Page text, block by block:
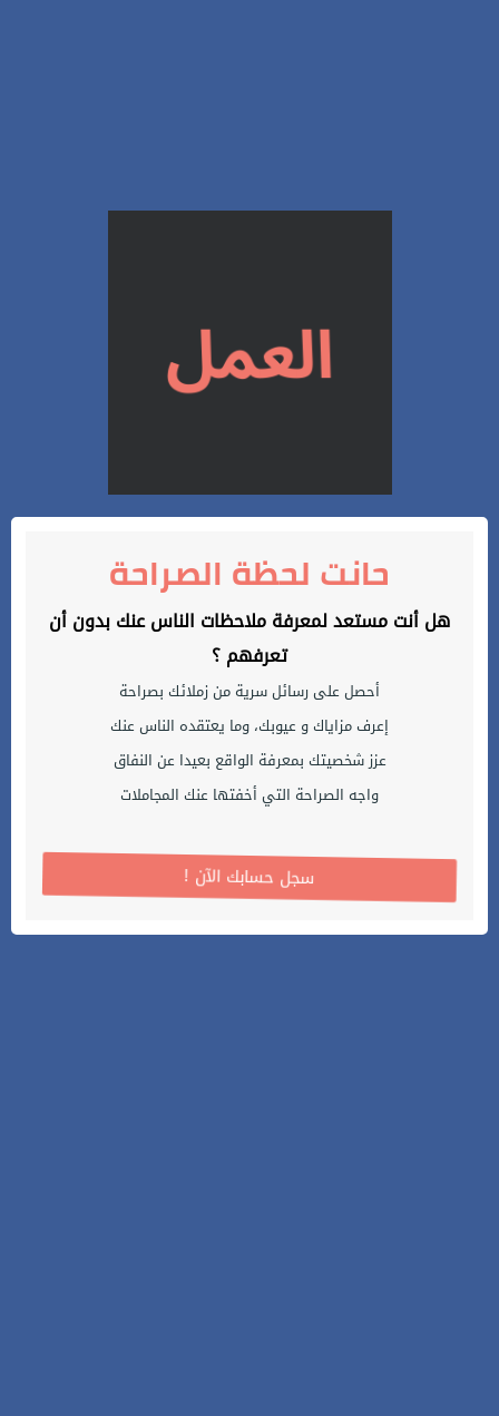
حانت لحظة الصراحة
هل أنت مستعد لمعرفة ملاحظات الناس عنك بدون أن
تعرفهم ؟
أحصل على رسائل سرية من زملائك بصراحة
إعرف مزاياك و عيوبك، وما يعتقده الناس عنك
عزز شخصيتك بمعرفة الواقع بعيدا عن النفاق
واجه الصراحة التي أخفتها عنك المجاملات
! سجل حسابك الآن